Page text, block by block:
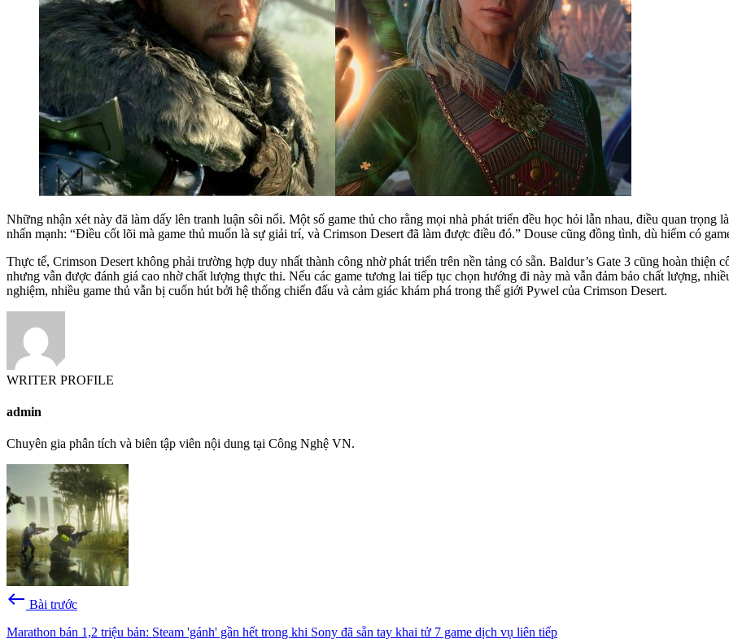
Những nhận xét này đã làm dấy lên tranh luận sôi nổi. Một số game thủ cho rằng mọi nhà phát triển đều học hỏi lẫn nhau, điều quan
nhấn mạnh: “Điều cốt lõi mà game thủ muốn là sự giải trí, và Crimson Desert đã làm được điều đó.” Douse cũng đồng tình, dù hiếm có
Thực tế, Crimson Desert không phải trường hợp duy nhất thành công nhờ phát triển trên nền tảng có sẵn. Baldur’s Gate 3 cũng hoàn
nhưng vẫn được đánh giá cao nhờ chất lượng thực thi. Nếu các game tương lai tiếp tục chọn hướng đi này mà vẫn đảm bảo chất lượng,
nghiệm, nhiều game thủ vẫn bị cuốn hút bởi hệ thống chiến đấu và cảm giác khám phá trong thế giới Pywel của Crimson Desert.
WRITER PROFILE
admin
Chuyên gia phân tích và biên tập viên nội dung tại Công Nghệ VN.
west Bài trước
Marathon bán 1,2 triệu bản: Steam 'gánh' gần hết trong khi Sony đã sẵn tay khai tử 7 game dịch vụ liên tiếp